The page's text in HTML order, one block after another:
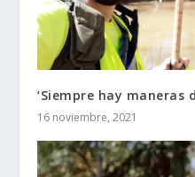
‘Siempre hay maneras
16 noviembre, 2021